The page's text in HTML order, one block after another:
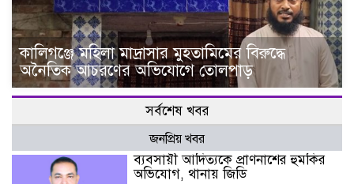
কালিগঞ্জে মহিলা মাদ্রাসার মুহতামিমের বিরুদ্ধে
অনৈতিক আচরণের অভিযোগে তোলপাড়
সর্বশেষ খবর
জনপ্রিয় খবর
ব্যবসায়ী আদিত্যকে প্রাণনাশের হুমকির
অভিযোগ, থানায় জিডি